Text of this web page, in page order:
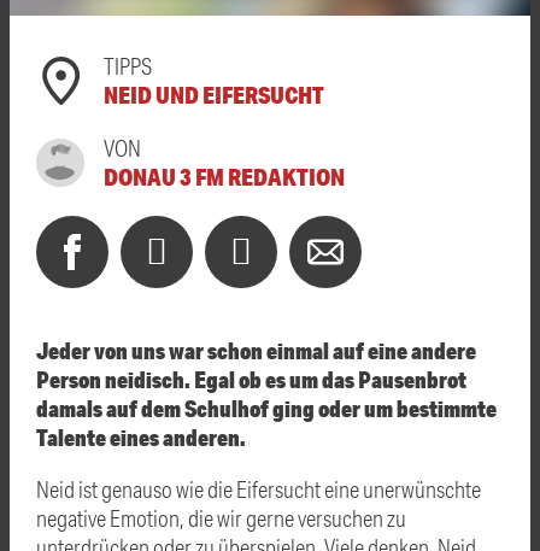
TIPPS
NEID UND EIFERSUCHT
VON
DONAU 3 FM REDAKTION
Jeder von uns war schon einmal auf eine andere
Person neidisch. Egal ob es um das Pausenbrot
damals auf dem Schulhof ging oder um bestimmte
Talente eines anderen.
Neid ist genauso wie die Eifersucht eine unerwünschte
negative Emotion, die wir gerne versuchen zu